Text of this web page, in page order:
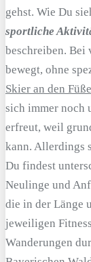
gehst. Wie Du
sportliche
beschreiben. Bei
bewegt, ohne
Skier an den
sich immer noch
erfreut, weil
kann. Allerdings
Du findest
Neulinge und
die in der Länge
jeweiligen
Wanderungen